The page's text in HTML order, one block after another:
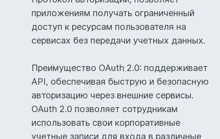
приложениям получать ограниченный
доступ к ресурсам пользователя на
сервисах без передачи учетных данных.
Преимущество OAuth 2.0: поддерживает
API, обеспечивая быструю и безопасную
авторизацию через внешние сервисы.
OAuth 2.0 позволяет сотрудникам
использовать свои корпоративные
учетные записи для входа в различные